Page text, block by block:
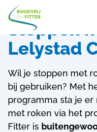
Stoppen
Lelystad
Wil je stoppen met
bij gebruiken? Met
programma sta je er
met roken via het
Fitter is